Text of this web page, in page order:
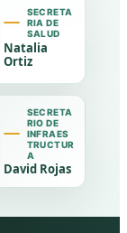
SECRETA
RIA DE
SALUD
Natalia
Ortiz
SECRETA
RIO DE
INFRAES
TRUCTUR
A
David Rojas